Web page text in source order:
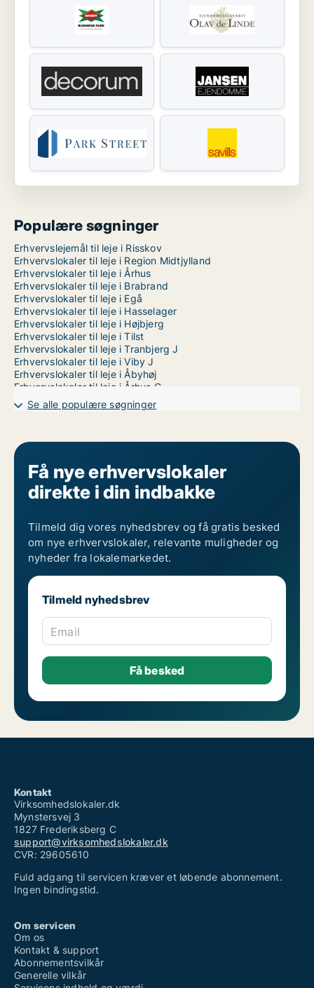
Populære søgninger
Erhvervslejemål til leje i Risskov
Erhvervslokaler til leje i Region Midtjylland
Erhvervslokaler til leje i Århus
Erhvervslokaler til leje i Brabrand
Erhvervslokaler til leje i Egå
Erhvervslokaler til leje i Hasselager
Erhvervslokaler til leje i Højbjerg
Erhvervslokaler til leje i Tilst
Erhvervslokaler til leje i Tranbjerg J
Erhvervslokaler til leje i Viby J
Erhvervslokaler til leje i Åbyhøj
Erhvervslokaler til leje i Århus C
Erhvervslokaler til leje i Århus N
Erhvervslokaler til leje i Århus V
Se alle populære søgninger
Få nye erhvervslokaler
direkte i din indbakke
Tilmeld dig vores nyhedsbrev og få gratis besked
om nye erhvervslokaler, relevante muligheder og
nyheder fra lokalemarkedet.
Tilmeld nyhedsbrev
Email
Kontakt
Virksomhedslokaler.dk
Mynstersvej 3
1827 Frederiksberg C
support@virksomhedslokaler.dk
CVR: 29605610
Fuld adgang til servicen kræver et løbende abonnement.
Ingen bindingstid.
Om servicen
Om os
Kontakt & support
Abonnementsvilkår
Generelle vilkår